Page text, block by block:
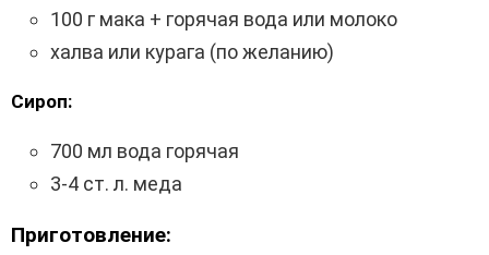
100 г мака + горячая вода или молоко
халва или курага (по желанию)
Сироп:
700 мл вода горячая
3-4 ст. л. меда
Приготовление: